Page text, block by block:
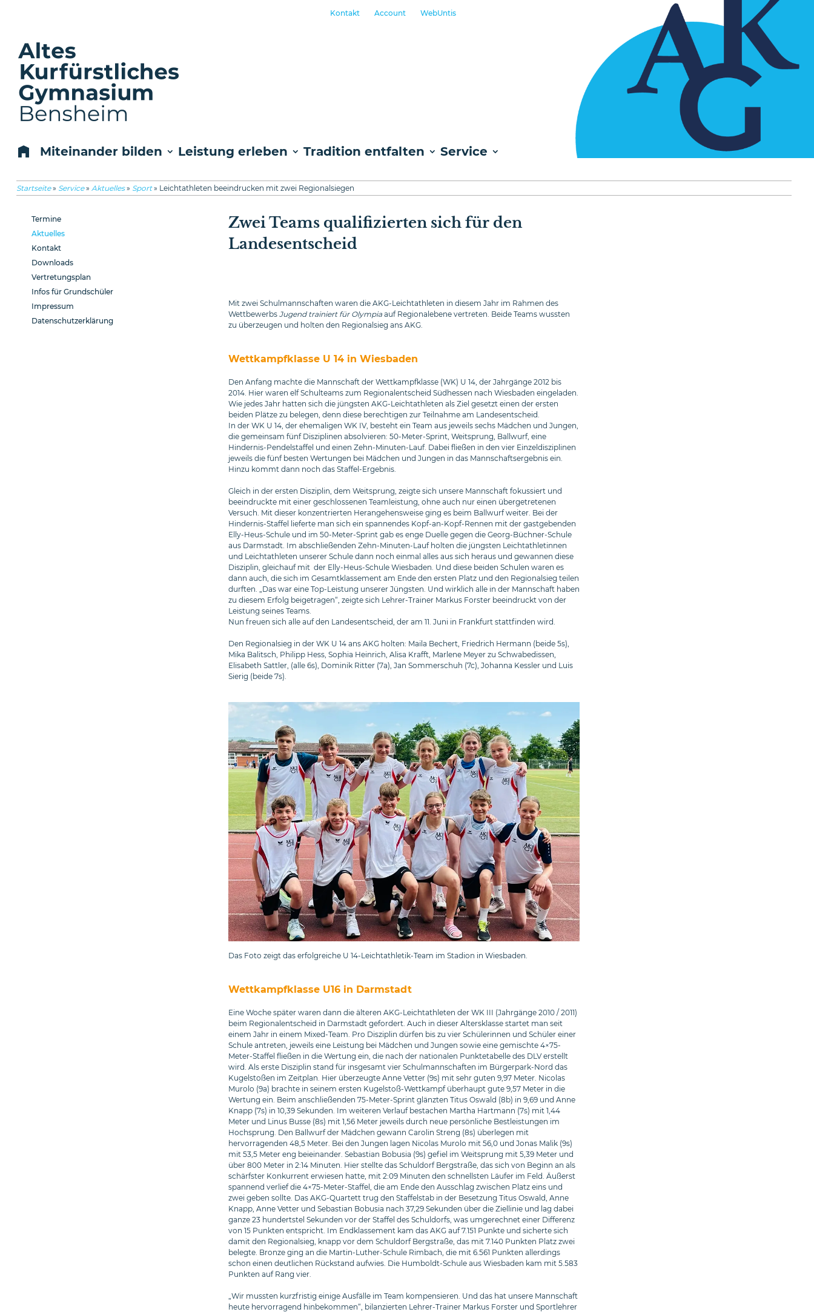
Kontakt Account WebUntis
Miteinander bilden Leistung erleben Tradition entfalten Service
Startseite» Service» Aktuelles» Sport» Leichtathleten beeindrucken mit zwei Regionalsiegen
Termine
Aktuelles
Kontakt
Downloads
Vertretungsplan
Infos für Grundschüler
Impressum
Datenschutzerklärung
Zwei Teams qualifizierten sich für den
Landesentscheid
Mit zwei Schulmannschaften waren die AKG-Leichtathleten in diesem Jahr im Rahmen des
Wettbewerbs Jugend trainiert für Olympiaauf Regionalebene vertreten. Beide Teams wussten
zu überzeugen und holten den Regionalsieg ans AKG.
Wettkampfklasse U 14 in Wiesbaden
Den Anfang machte die Mannschaft der Wettkampfklasse (WK) U 14, der Jahrgänge 2012 bis
2014. Hier waren elf Schulteams zum Regionalentscheid Südhessen nach Wiesbaden eingeladen.
Wie jedes Jahr hatten sich die jüngsten AKG-Leichtathleten als Ziel gesetzt einen der ersten
beiden Plätze zu belegen, denn diese berechtigen zur Teilnahme am Landesentscheid.
In der WK U 14, der ehemaligen WK IV, besteht ein Team aus jeweils sechs Mädchen und Jungen,
die gemeinsam fünf Disziplinen absolvieren: 50-Meter-Sprint, Weitsprung, Ballwurf, eine
Hindernis-Pendelstaffel und einen Zehn-Minuten-Lauf. Dabei fließen in den vier Einzeldisziplinen
jeweils die fünf besten Wertungen bei Mädchen und Jungen in das Mannschaftsergebnis ein.
Hinzu kommt dann noch das Staffel-Ergebnis.
Gleich in der ersten Disziplin, dem Weitsprung, zeigte sich unsere Mannschaft fokussiert und
beeindruckte mit einer geschlossenen Teamleistung, ohne auch nur einen übergetretenen
Versuch. Mit dieser konzentrierten Herangehensweise ging es beim Ballwurf weiter. Bei der
Hindernis-Staffel lieferte man sich ein spannendes Kopf-an-Kopf-Rennen mit der gastgebenden
Elly-Heus-Schule und im 50-Meter-Sprint gab es enge Duelle gegen die Georg-Büchner-Schule
aus Darmstadt. Im abschließenden Zehn-Minuten-Lauf holten die jüngsten Leichtathletinnen
und Leichtathleten unserer Schule dann noch einmal alles aus sich heraus und gewannen diese
Disziplin, gleichauf mit der Elly-Heus-Schule Wiesbaden. Und diese beiden Schulen waren es
dann auch, die sich im Gesamtklassement am Ende den ersten Platz und den Regionalsieg teilen
durften. „Das war eine Top-Leistung unserer Jüngsten. Und wirklich alle in der Mannschaft haben
zu diesem Erfolg beigetragen“, zeigte sich Lehrer-Trainer Markus Forster beeindruckt von der
Leistung seines Teams.
Nun freuen sich alle auf den Landesentscheid, der am 11. Juni in Frankfurt stattfinden wird.
Den Regionalsieg in der WK U 14 ans AKG holten: Maila Bechert, Friedrich Hermann (beide 5s),
Mika Balitsch, Philipp Hess, Sophia Heinrich, Alisa Krafft, Marlene Meyer zu Schwabedissen,
Elisabeth Sattler, (alle 6s), Dominik Ritter (7a), Jan Sommerschuh (7c), Johanna Kessler und Luis
Sierig (beide 7s).
Das Foto zeigt das erfolgreiche U 14-Leichtathletik-Team im Stadion in Wiesbaden.
Wettkampfklasse U16 in Darmstadt
Eine Woche später waren dann die älteren AKG-Leichtathleten der WK III (Jahrgänge 2010 / 2011)
beim Regionalentscheid in Darmstadt gefordert. Auch in dieser Altersklasse startet man seit
einem Jahr in einem Mixed-Team. Pro Disziplin dürfen bis zu vier Schülerinnen und Schüler einer
Schule antreten, jeweils eine Leistung bei Mädchen und Jungen sowie eine gemischte 4×75-
Meter-Staffel fließen in die Wertung ein, die nach der nationalen Punktetabelle des DLV erstellt
wird. Als erste Disziplin stand für insgesamt vier Schulmannschaften im Bürgerpark-Nord das
Kugelstoßen im Zeitplan. Hier überzeugte Anne Vetter (9s) mit sehr guten 9,97 Meter. Nicolas
Murolo (9a) brachte in seinem ersten Kugelstoß-Wettkampf überhaupt gute 9,57 Meter in die
Wertung ein. Beim anschließenden 75-Meter-Sprint glänzten Titus Oswald (8b) in 9,69 und Anne
Knapp (7s) in 10,39 Sekunden. Im weiteren Verlauf bestachen Martha Hartmann (7s) mit 1,44
Meter und Linus Busse (8s) mit 1,56 Meter jeweils durch neue persönliche Bestleistungen im
Hochsprung. Den Ballwurf der Mädchen gewann Carolin Streng (8s) überlegen mit
hervorragenden 48,5 Meter. Bei den Jungen lagen Nicolas Murolo mit 56,0 und Jonas Malik (9s)
mit 53,5 Meter eng beieinander. Sebastian Bobusia (9s) gefiel im Weitsprung mit 5,39 Meter und
über 800 Meter in 2:14 Minuten. Hier stellte das Schuldorf Bergstraße, das sich von Beginn an als
schärfster Konkurrent erwiesen hatte, mit 2:09 Minuten den schnellsten Läufer im Feld. Äußerst
spannend verlief die 4×75-Meter-Staffel, die am Ende den Ausschlag zwischen Platz eins und
zwei geben sollte. Das AKG-Quartett trug den Staffelstab in der Besetzung Titus Oswald, Anne
Knapp, Anne Vetter und Sebastian Bobusia nach 37,29 Sekunden über die Ziellinie und lag dabei
ganze 23 hundertstel Sekunden vor der Staffel des Schuldorfs, was umgerechnet einer Differenz
von 15 Punkten entspricht. Im Endklassement kam das AKG auf 7.151 Punkte und sicherte sich
damit den Regionalsieg, knapp vor dem Schuldorf Bergstraße, das mit 7.140 Punkten Platz zwei
belegte. Bronze ging an die Martin-Luther-Schule Rimbach, die mit 6.561 Punkten allerdings
schon einen deutlichen Rückstand aufwies. Die Humboldt-Schule aus Wiesbaden kam mit 5.583
Punkten auf Rang vier.
„Wir mussten kurzfristig einige Ausfälle im Team kompensieren. Und das hat unsere Mannschaft
heute hervorragend hinbekommen“, bilanzierten Lehrer-Trainer Markus Forster und Sportlehrer